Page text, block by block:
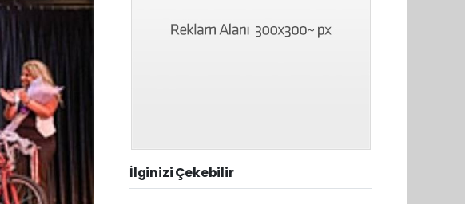
İlginizi Çekebilir